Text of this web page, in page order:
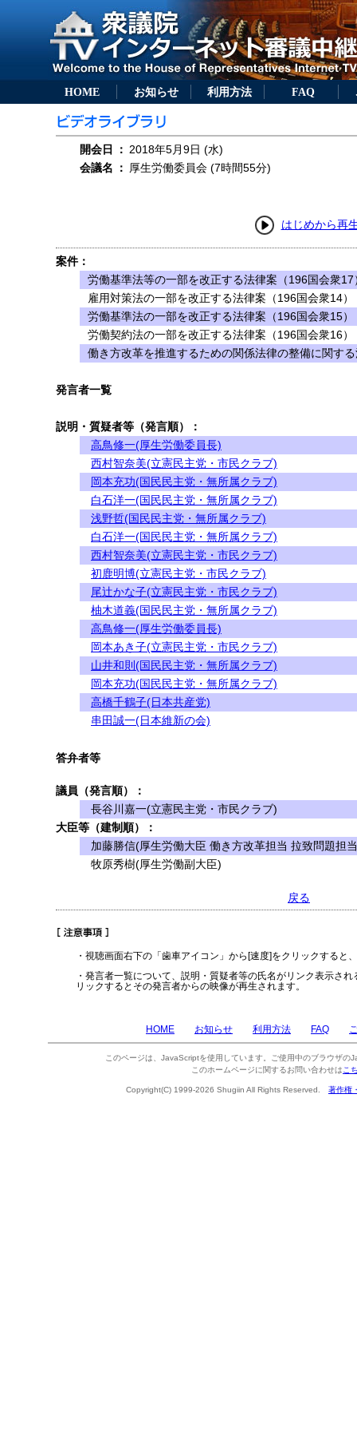
HOME お知らせ 利用方法 FAQ
開会日 ： 2018年5月9日 (水)
会議名
： 厚生労働委員会 (7時間55分)
はじめから再
案件：
労働基準法等の一部を改正する法律案（196国会衆17
雇用対策法の一部を改正する法律案（196国会衆14）
労働基準法の一部を改正する法律案（196国会衆15）
労働契約法の一部を改正する法律案（196国会衆16）
働き方改革を推進するための関係法律の整備に関す
発言者一覧
説明・質疑者等（発言順）：
高鳥修一(厚生労働委員長)
西村智奈美(立憲民主党・市民クラブ)
岡本充功(国民民主党・無所属クラブ)
白石洋一(国民民主党・無所属クラブ)
浅野哲(国民民主党・無所属クラブ)
白石洋一(国民民主党・無所属クラブ)
西村智奈美(立憲民主党・市民クラブ)
初鹿明博(立憲民主党・市民クラブ)
尾辻かな子(立憲民主党・市民クラブ)
柚木道義(国民民主党・無所属クラブ)
高鳥修一(厚生労働委員長)
岡本あき子(立憲民主党・市民クラブ)
山井和則(国民民主党・無所属クラブ)
岡本充功(国民民主党・無所属クラブ)
高橋千鶴子(日本共産党)
串田誠一(日本維新の会)
答弁者等
議員（発言順）：
長谷川嘉一(立憲民主党・市民クラブ)
大臣等（建制順）：
加藤勝信(厚生労働大臣 働き方改革担当 拉致問題担
牧原秀樹(厚生労働副大臣)
戻る
・視聴画面右下の「歯車アイコン」から[速度]をクリックすると
・発言者一覧について、説明・質疑者等の氏名がリンク表示さ
リックするとその発言者からの映像が再生されます。
HOME お知らせ 利用方法 FAQ
このページは、JavaScriptを使用しています。ご使用中のブラウザの
このホームページに関するお問い合わせは こ
Copyright(C) 1999-2026 Shugiin All Rights Reserved. 著作権